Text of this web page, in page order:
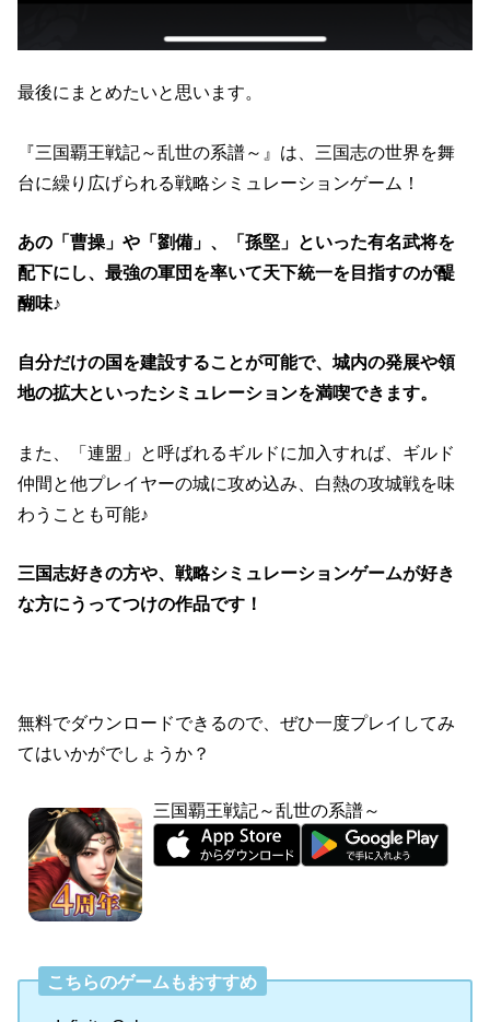
最後にまとめたいと思います。
『三国覇王戦記～乱世の系譜～』は、三国志の世界を舞
台に繰り広げられる戦略シミュレーションゲーム！
あの「曹操」や「劉備」、「孫堅」といった有名武将を
配下にし、最強の軍団を率いて天下統一を目指すのが醍
醐味♪
自分だけの国を建設することが可能で、城内の発展や領
地の拡大といったシミュレーションを満喫できます。
また、「連盟」と呼ばれるギルドに加入すれば、ギルド
仲間と他プレイヤーの城に攻め込み、白熱の攻城戦を味
わうことも可能♪
三国志好きの方や、戦略シミュレーションゲームが好き
な方にうってつけの作品です！
無料でダウンロードできるので、ぜひ一度プレイしてみ
てはいかがでしょうか？
三国覇王戦記～乱世の系譜～
こちらのゲームもおすすめ